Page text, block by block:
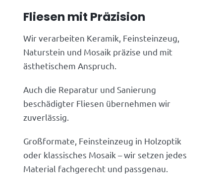
Fliesen mit Präzision
Wir verarbeiten Keramik, Feinsteinzeug,
Naturstein und Mosaik präzise und mit
ästhetischem Anspruch.
Auch die Reparatur und Sanierung
beschädigter Fliesen übernehmen wir
zuverlässig.
Großformate, Feinsteinzeug in Holzoptik
oder klassisches Mosaik – wir setzen jedes
Material fachgerecht und passgenau.